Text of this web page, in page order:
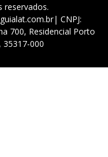
CNPJ:
700, Residencial Porto
35317-000